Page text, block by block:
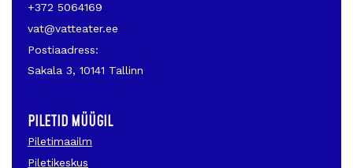
+372 5064169
vat@vatteater.ee
Postiaadress:
Sakala 3, 10141 Tallinn
PILETID MÜÜGIL
Piletimaailm
Piletikeskus